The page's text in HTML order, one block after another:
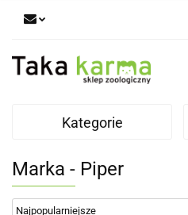
Kategorie
Marka - Piper